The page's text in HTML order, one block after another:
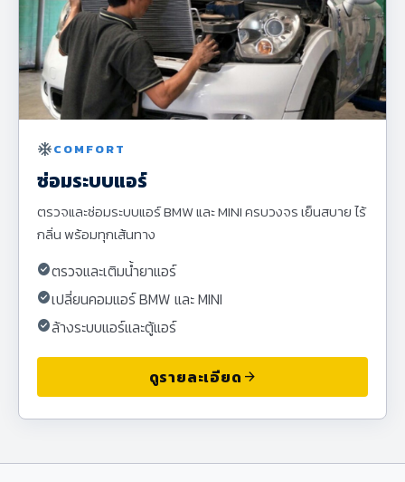
ac_unitCOMFORT
ซ่อมระบบแอร์
ตรวจและซ่อมระบบแอร์ BMW และ MINI ครบวงจร เย็นสบาย ไร้
กลิ่น พร้อมทุกเส้นทาง
check_circleตรวจและเติมน้ำยาแอร์
check_circleเปลี่ยนคอมแอร์ BMW และ MINI
check_circleล้างระบบแอร์และตู้แอร์
ดูรายละเอียด arrow_forward